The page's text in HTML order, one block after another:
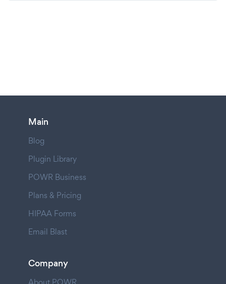
Main
Blog
Plugin Library
POWR Business
Plans & Pricing
HIPAA Forms
Email Blast
Company